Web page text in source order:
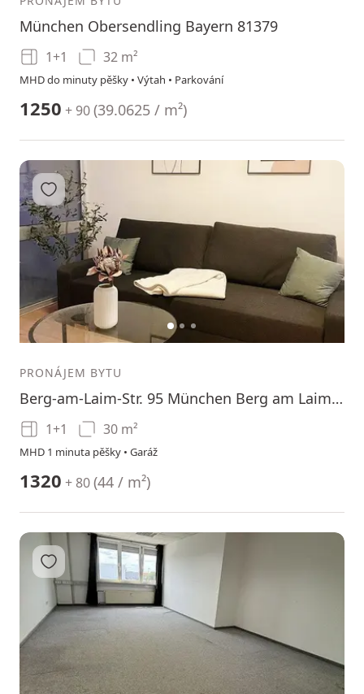
München Obersendling Bayern 81379
1+1 32 m²
MHD do minuty pěšky • Výtah • Parkování
1250 + 90(39.0625 / m²)
12 3
Přidat do oblíbených
PRONÁJEM BYTU
Berg-am-Laim-Str. 95 München Berg am Laim Bayern 81673
1+1 30 m²
MHD 1 minuta pěšky • Garáž
1320 + 80(44 / m²)
Přidat do oblíbených